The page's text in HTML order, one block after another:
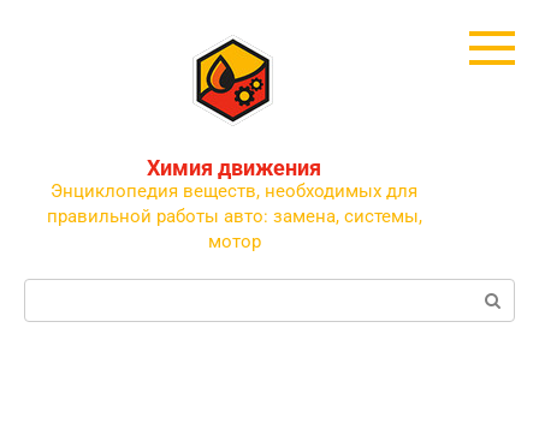
Химия движения
Энциклопедия веществ, необходимых для
правильной работы авто: замена, системы,
мотор
Поиск: